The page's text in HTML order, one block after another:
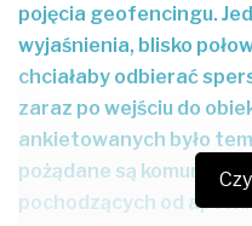
pojęcia geofencingu.
wyjaśnienia, blisko
chciałaby odbierać
zaraz po wejściu do
ankietowanych było
pożądane są
pochodzących od